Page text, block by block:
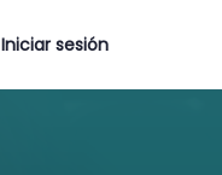
Iniciar sesión